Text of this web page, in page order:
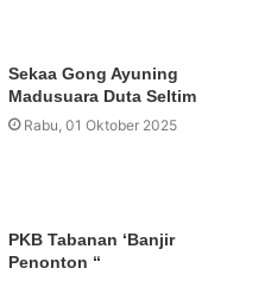
Sekaa Gong Ayuning
Madusuara Duta Seltim
Rabu, 01 Oktober 2025
PKB Tabanan ‘Banjir
Penonton “